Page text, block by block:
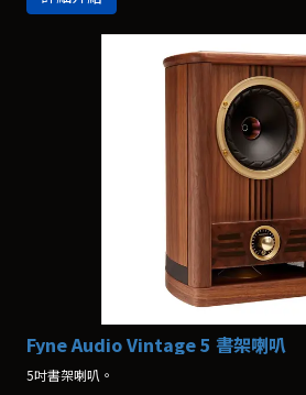
Fyne Audio Vintage 5 書架喇叭
5吋書架喇叭。